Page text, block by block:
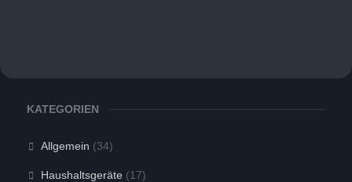
KATEGORIEN
Allgemein (34)
Haushaltsgeräte (17)